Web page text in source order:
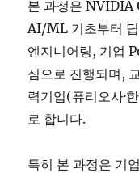
본 과정은 NVIDIA
AI/ML 기초부터
엔지니어링, 기업
심으로 진행되며,
력기업(퓨리오사·
로 합니다.
특히 본 과정은 기